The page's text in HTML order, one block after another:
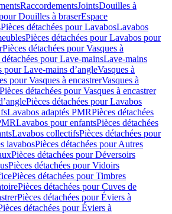
RaccordementsJointsDouilles à
Douilles à braserEspace
Pièces détachées pour LavabosLavabos
Pièces détachées pour Lavabos pour
Pièces détachées pour Vasques à
détachées pour Lave-mainsLave-mains
pour Lave-mains d’angleVasques à
pour Vasques à encastrerVasques à
Pièces détachées pour Vasques à encastrer
Pièces détachées pour Lavabos
Lavabos adaptés PMRPièces détachées
Lavabos pour enfantsPièces détachées
Lavabos collectifsPièces détachées pour
lavabosPièces détachées pour Autres
Pièces détachées pour Déversoirs
Pièces détachées pour Vidoirs
Pièces détachées pour Timbres
Pièces détachées pour Cuves de
Pièces détachées pour Éviers à
détachées pour Éviers à